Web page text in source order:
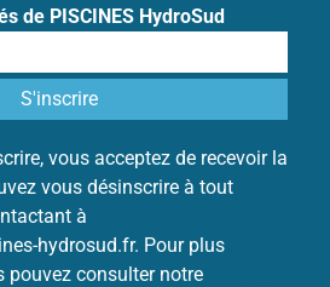
de PISCINES HydroSud
vous acceptez de recevoir la
vous désinscrire à tout
à
hydrosud.fr. Pour plus
consulter notre